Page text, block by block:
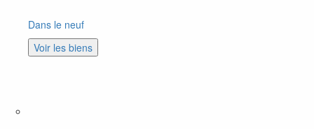
Dans le neuf
Voir les biens